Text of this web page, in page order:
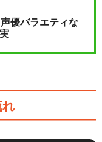
優バラエティな